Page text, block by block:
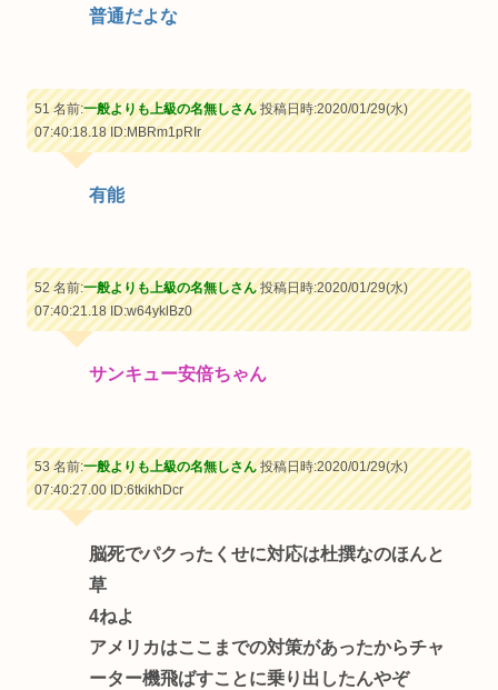
普通だよな
51 名前:一般よりも上級の名無しさん投稿日時:2020/01/29(水)
07:40:18.18ID:MBRm1pRIr
有能
52 名前:一般よりも上級の名無しさん投稿日時:2020/01/29(水)
07:40:21.18ID:w64yklBz0
サンキュー安倍ちゃん
53 名前:一般よりも上級の名無しさん投稿日時:2020/01/29(水)
07:40:27.00ID:6tkikhDcr
脳死でパクったくせに対応は杜撰なのほんと
草
4ねよ
アメリカはここまでの対策があったからチャ
ーター機飛ばすことに乗り出したんやぞ